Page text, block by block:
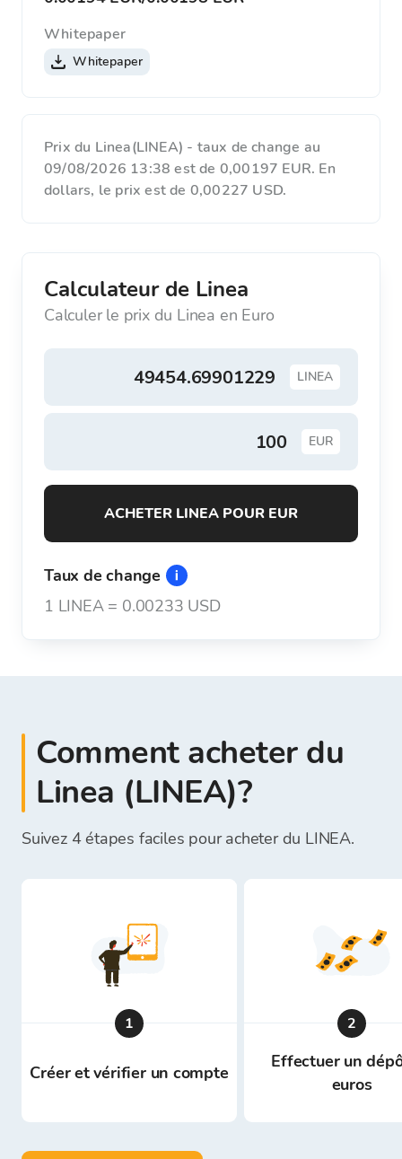
Whitepaper
Whitepaper
Prix du Linea(LINEA) - taux de change au
09/08/2026 13:38 est de 0,00197 EUR. En
dollars, le prix est de 0,00227 USD.
Calculateur de Linea
Calculer le prix du Linea en Euro
LINEA
EUR
ACHETER LINEA POUR EUR
Taux de change
1 LINEA= 0.00233 USD
Comment acheter du
Linea (LINEA)?
Suivez 4 étapes faciles pour acheter du LINEA.
1
Créer et vérifier un compte
2
Effectuer un
euros